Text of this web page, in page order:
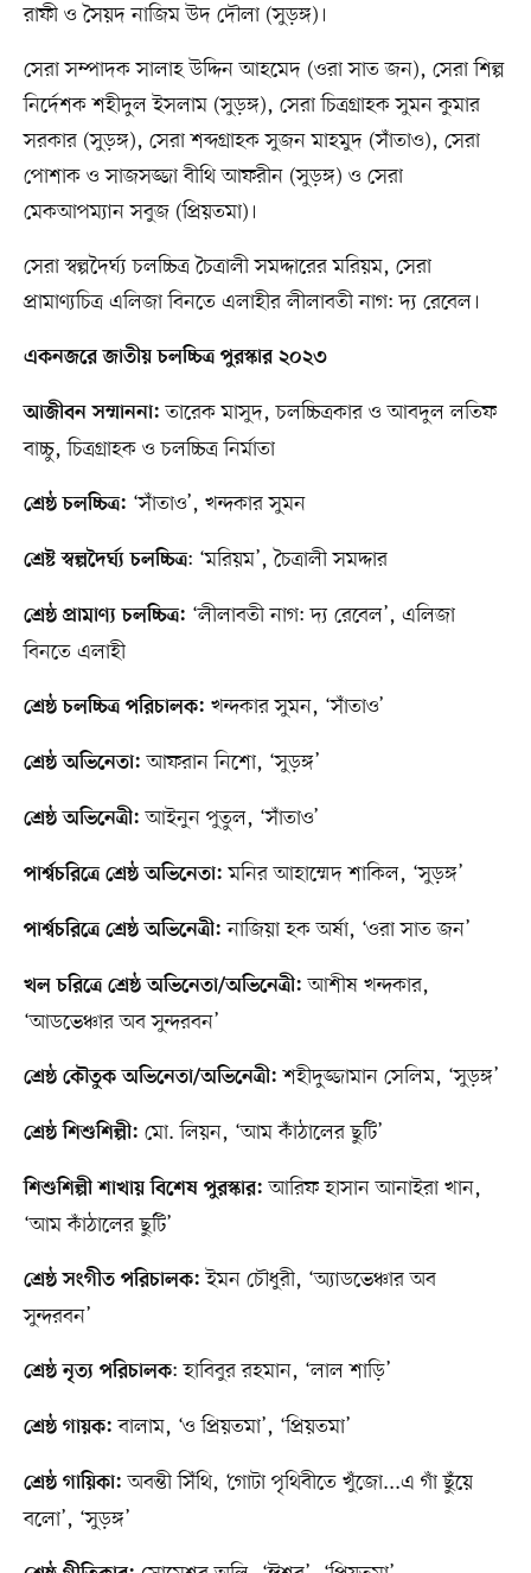
রাফী ও সৈয়দ নাজিম উদ দৌলা (সুড়ঙ্গ)।
সেরা সম্পাদক সালাহ উদ্দিন আহমেদ (ওরা সাত জন), সেরা শিল্প
নির্দেশক শহীদুল ইসলাম (সুড়ঙ্গ), সেরা চিত্রগ্রাহক সুমন কুমার
সরকার (সুড়ঙ্গ), সেরা শব্দগ্রাহক সুজন মাহমুদ (সাঁতাও), সেরা
পোশাক ও সাজসজ্জা বীথি আফরীন (সুড়ঙ্গ) ও সেরা
মেকআপম্যান সবুজ (প্রিয়তমা)।
সেরা স্বল্পদৈর্ঘ্য চলচ্চিত্র চৈত্রালী সমদ্দারের মরিয়ম, সেরা
প্রামাণ্যচিত্র এলিজা বিনতে এলাহীর লীলাবতী নাগ: দ্য রেবেল।
একনজরে জাতীয় চলচ্চিত্র পুরস্কার ২০২৩
আজীবন সম্মাননা: তারেক মাসুদ, চলচ্চিত্রকার ও আবদুল লতিফ
বাচ্চু, চিত্রগ্রাহক ও চলচ্চিত্র নির্মাতা
শ্রেষ্ঠ চলচ্চিত্র: ‘সাঁতাও’, খন্দকার সুমন
শ্রেষ্ট স্বল্পদৈর্ঘ্য চলচ্চিত্র: ‘মরিয়ম’, চৈত্রালী সমদ্দার
শ্রেষ্ঠ প্রামাণ্য চলচ্চিত্র: ‘লীলাবতী নাগ: দ্য রেবেল’, এলিজা
বিনতে এলাহী
শ্রেষ্ঠ চলচ্চিত্র পরিচালক: খন্দকার সুমন, ‘সাঁতাও’
শ্রেষ্ঠ অভিনেতা: আফরান নিশো, ‘সুড়ঙ্গ’
শ্রেষ্ঠ অভিনেত্রী: আইনুন পুতুল, ‘সাঁতাও’
পার্শ্বচরিত্রে শ্রেষ্ঠ অভিনেতা: মনির আহাম্মেদ শাকিল, ‘সুড়ঙ্গ’
পার্শ্বচরিত্রে শ্রেষ্ঠ অভিনেত্রী: নাজিয়া হক অর্ষা, ‘ওরা সাত জন’
খল চরিত্রে শ্রেষ্ঠ অভিনেতা/অভিনেত্রী: আশীষ খন্দকার,
‘আডভেঞ্চার অব সুন্দরবন’
শ্রেষ্ঠ কৌতুক অভিনেতা/অভিনেত্রী: শহীদুজ্জামান সেলিম, ‘সুড়ঙ্গ’
শ্রেষ্ঠ শিশুশিল্পী: মো. লিয়ন, ‘আম কাঁঠালের ছুটি’
শিশুশিল্পী শাখায় বিশেষ পুরস্কার: আরিফ হাসান আনাইরা খান,
‘আম কাঁঠালের ছুটি’
শ্রেষ্ঠ সংগীত পরিচালক: ইমন চৌধুরী, ‘অ্যাডভেঞ্চার অব
সুন্দরবন’
শ্রেষ্ঠ নৃত্য পরিচালক: হাবিবুর রহমান, ‘লাল শাড়ি’
শ্রেষ্ঠ গায়ক: বালাম, ‘ও প্রিয়তমা’, ‘প্রিয়তমা’
শ্রেষ্ঠ গায়িকা: অবন্তী সিঁথি, ‘গোটা পৃথিবীতে খুঁজো...এ গাঁ ছুঁয়ে
বলো’, ‘সুড়ঙ্গ’